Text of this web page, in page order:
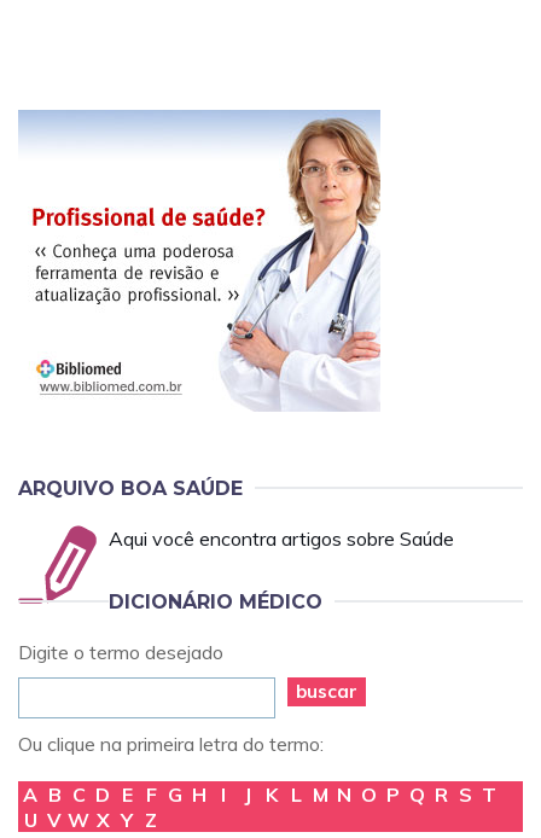
ARQUIVO BOA SAÚDE
Aqui você encontra artigos sobre Saúde
DICIONÁRIO MÉDICO
Digite o termo desejado
buscar
Ou clique na primeira letra do termo:
A B C D E F G H I J K L M N O P Q R S T
U V W X Y Z